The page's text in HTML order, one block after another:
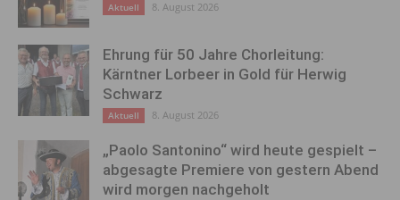
Aktuell 8. August 2026
Ehrung für 50 Jahre Chorleitung:
Kärntner Lorbeer in Gold für Herwig
Schwarz
Aktuell 8. August 2026
„Paolo Santonino“ wird heute gespielt –
abgesagte Premiere von gestern Abend
wird morgen nachgeholt